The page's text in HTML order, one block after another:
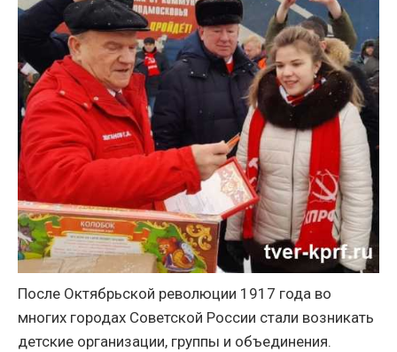
После Октябрьской революции 1917 года во
многих городах Советской России стали возникать
детские организации, группы и объединения.